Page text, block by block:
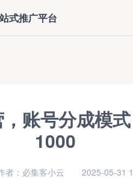
式推广平台
账号分成模
1000
者：必集客小云 2025-05-31